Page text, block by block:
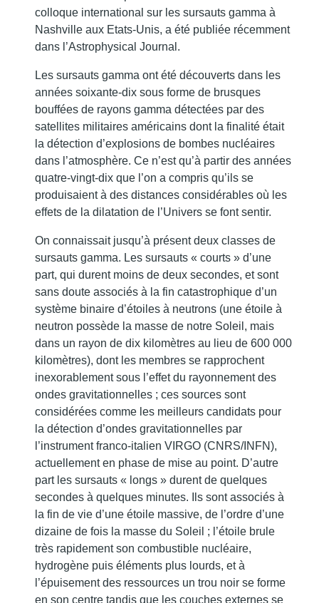
colloque international sur les sursauts gamma à
Nashville aux Etats-Unis, a été publiée récemment
dans l’Astrophysical Journal.
Les sursauts gamma ont été découverts dans les
années soixante-dix sous forme de brusques
bouffées de rayons gamma détectées par des
satellites militaires américains dont la finalité était
la détection d’explosions de bombes nucléaires
dans l’atmosphère. Ce n’est qu’à partir des années
quatre-vingt-dix que l’on a compris qu’ils se
produisaient à des distances considérables où les
effets de la dilatation de l’Univers se font sentir.
On connaissait jusqu’à présent deux classes de
sursauts gamma. Les sursauts « courts » d’une
part, qui durent moins de deux secondes, et sont
sans doute associés à la fin catastrophique d’un
système binaire d’étoiles à neutrons (une étoile à
neutron possède la masse de notre Soleil, mais
dans un rayon de dix kilomètres au lieu de 600 000
kilomètres), dont les membres se rapprochent
inexorablement sous l’effet du rayonnement des
ondes gravitationnelles ; ces sources sont
considérées comme les meilleurs candidats pour
la détection d’ondes gravitationnelles par
l’instrument franco-italien VIRGO (CNRS/INFN),
actuellement en phase de mise au point. D’autre
part les sursauts « longs » durent de quelques
secondes à quelques minutes. Ils sont associés à
la fin de vie d’une étoile massive, de l’ordre d’une
dizaine de fois la masse du Soleil ; l’étoile brule
très rapidement son combustible nucléaire,
hydrogène puis éléments plus lourds, et à
l’épuisement des ressources un trou noir se forme
en son centre tandis que les couches externes se